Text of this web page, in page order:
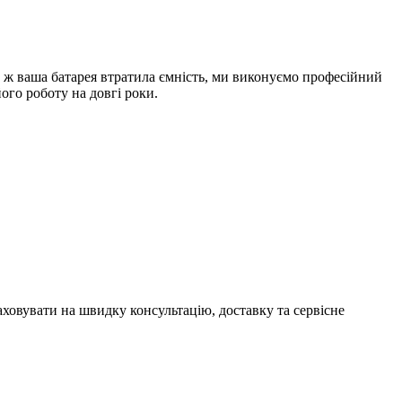
ваша батарея втратила ємність, ми виконуємо професійний
роботу на довгі роки.
на швидку консультацію, доставку та сервісне